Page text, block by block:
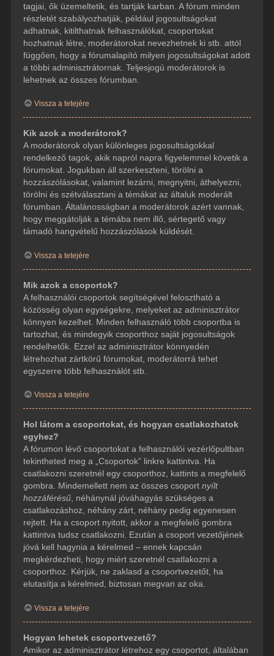
tagjai, ők üzemeltetik, és tartják karban. A fórum minden
részletét szabályozhatják, például jogosultságokat
adhatnak, kitilthatnak felhasználókat, csoportokat
hozhatnak létre, moderátorokat nevezhetnek ki stb. attól
függően, hogy a fórumalapító milyen jogosultságokat adott
a többi adminisztrátornak. Teljesjogú moderátorok is
lehetnek az összes fórumban.
Vissza a tetejére
Kik azok a moderátorok?
A moderátorok olyan különleges jogosultságokkal
rendelkező tagok, akik napról napra figyelemmel követik a
fórumokat. Jogukban áll szerkeszteni, törölni a
hozzászólásokat, valamint lezárni, megnyitni, áthelyezni,
törölni és szétválasztani a témákat az általuk moderált
fórumban. Általánosságban a moderátorok azért vannak,
hogy meggátolják a témába nem illő, sértegető vagy
támadó hangvételű hozzászólások küldését.
Vissza a tetejére
Mik azok a csoportok?
A felhasználói csoportok segítségével felosztható a
közösség olyan egységekre, melyeket az adminisztrátor
könnyen kezelhet. Minden felhasználó több csoportba is
tartozhat, és mindegyik csoporthoz saját jogosultságok
rendelhetők. Ezzel az adminisztrátor könnyedén
létrehozhat zártkörű fórumokat, moderátorrá tehet
egyszerre több felhasználót stb.
Vissza a tetejére
Hol látom a csoportokat, és hogyan csatlakozhatok
egyhez?
A fórumon lévő csoportokat a felhasználói vezérlőpultban
tekintheted meg a „Csoportok” linkre kattintva. Ha
csatlakozni szeretnél egy csoporthoz, kattints a megfelelő
gombra. Mindemellett nem az összes csoport nyílt
hozzáférésű, néhánynál jóváhagyás szükséges a
csatlakozáshoz, néhány zárt, néhány pedig egyenesen
rejtett. Ha a csoport nyitott, akkor a megfelelő gombra
kattintva tudsz csatlakozni. Ezután a csoport vezetőjének
jóvá kell hagynia a kérelmed – ennek kapcsán
megkérdezheti, hogy miért szeretnél csatlakozni a
csoporthoz. Kérjük, ne zaklasd a csoportvezetőt, ha
elutasítja a kérelmed, biztosan megvan az oka.
Vissza a tetejére
Hogyan lehetek csoportvezető?
Amikor az adminisztrátor létrehoz egy csoportot, általában